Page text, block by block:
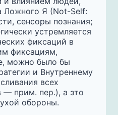
Ложного Я (Not-Self:
сенсоры познания;
устремляется
фиксаций в
фиксациям,
можно было бы
и Внутреннему
всех
— прим. пер.), а это
обороны.